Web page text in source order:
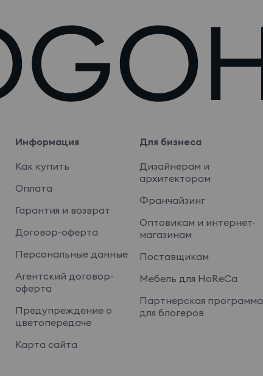
Информация
Как купить
Оплата
Гарантия и возврат
Договор-оферта
Персональные данные
Агентский договор-
оферта
Предупреждение о
цветопередаче
Карта сайта
Для бизнеса
Дизайнерам и
архитекторам
Франчайзинг
Оптовикам и интернет-
магазинам
Поставщикам
Мебель для HoReCa
Партнерская программа
для блогеров